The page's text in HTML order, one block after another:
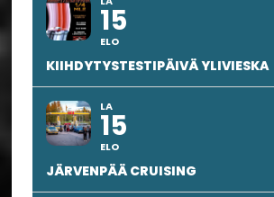
15
ELO
KIIHDYTYSTESTIPÄIVÄ YLIVIESKA
LA
15
ELO
JÄRVENPÄÄ CRUISING